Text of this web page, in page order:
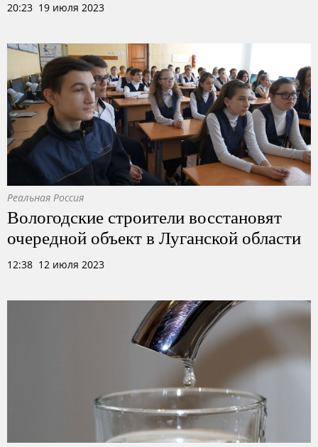
20:23 19 июля 2023
Реальная Россия
Вологодские строители восстановят
очередной объект в Луганской области
12:38 12 июля 2023